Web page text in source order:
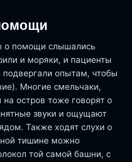
о помощи слышались
и моряки, и пациенты
подвергали опытам, чтобы
Многие смельчаки,
остров тоже говорят о
звуки и ощущают
Также ходят слухи о
тишине можно
той самой башни, с